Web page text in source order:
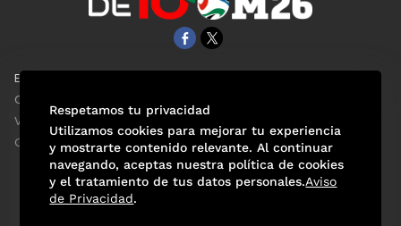
EL UNIVERSAL
Clase
ViveUSA
Confabulario
Respetamos tu privacidad
Utilizamos cookies para mejorar tu experiencia
y mostrarte contenido relevante. Al continuar
navegando, aceptas nuestra política de cookies
y el tratamiento de tus datos personales.Aviso
de Privacidad.